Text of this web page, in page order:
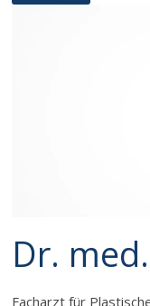
Dr.
Facharzt für